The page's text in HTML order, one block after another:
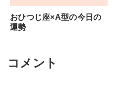
おひつじ座×A型の今日の
運勢
コメント